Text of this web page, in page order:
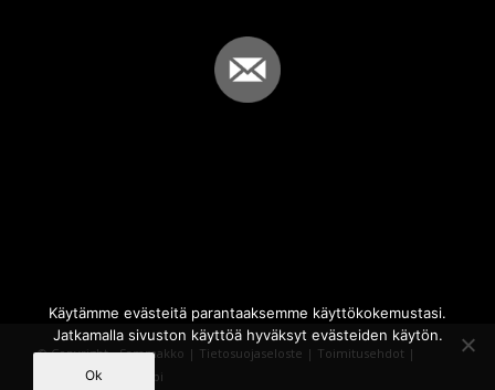
© Copyright - Sammakko | Tietosuojaseloste | Toimitusehdot |
Powered by
iQWebbi
Käytämme evästeitä parantaaksemme käyttökokemustasi.
Jatkamalla sivuston käyttöä hyväksyt evästeiden käytön.
Ok